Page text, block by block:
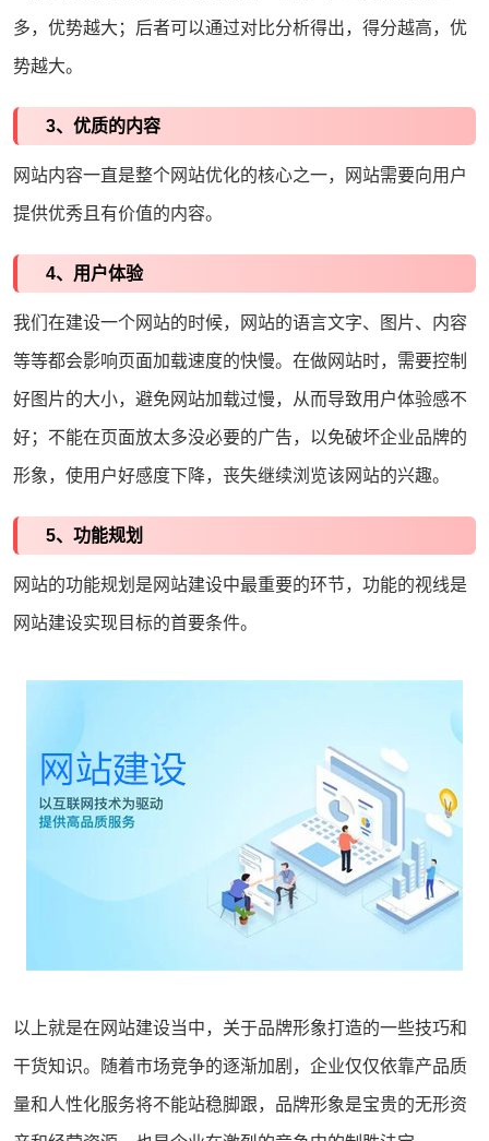
多，优势越大；后者可以通过对比分析得出，得分越高，优
势越大。
3、优质的内容
网站内容一直是整个网站优化的核心之一，网站需要向用户
提供优秀且有价值的内容。
4、用户体验
我们在建设一个网站的时候，网站的语言文字、图片、内容
等等都会影响页面加载速度的快慢。在做网站时，需要控制
好图片的大小，避免网站加载过慢，从而导致用户体验感不
好；不能在页面放太多没必要的广告，以免破坏企业品牌的
形象，使用户好感度下降，丧失继续浏览该网站的兴趣。
5、功能规划
网站的功能规划是网站建设中最重要的环节，功能的视线是
网站建设实现目标的首要条件。
以上就是在网站建设当中，关于品牌形象打造的一些技巧和
干货知识。随着市场竞争的逐渐加剧，企业仅仅依靠产品质
量和人性化服务将不能站稳脚跟，品牌形象是宝贵的无形资